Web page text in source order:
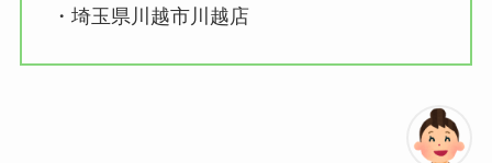
・埼玉県川越市川越店